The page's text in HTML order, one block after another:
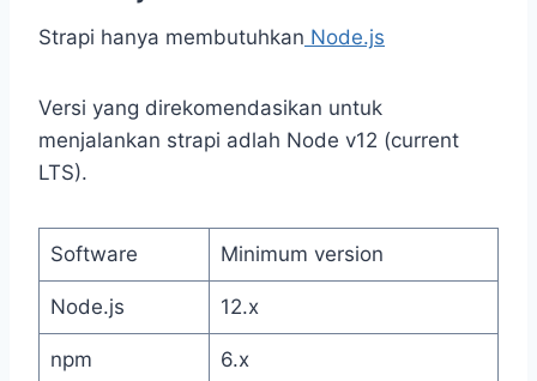
Strapi hanya membutuhkan Node.js
Versi yang direkomendasikan untuk
menjalankan strapi adlah Node v12 (current
LTS).
Software Minimum version
Node.js 12.x
npm 6.x